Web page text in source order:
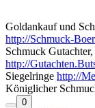
Goldankauf und
http://Schmuck-
Schmuck
http://
Siegelringe http://
Königlicher
0